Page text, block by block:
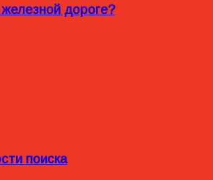
дороге?
поиска